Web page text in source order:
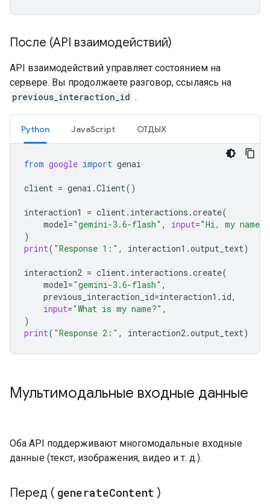
После (API взаимодействий)
API взаимодействий управляет состоянием на
сервере. Вы продолжаете разговор, ссылаясь на
previous_interaction_id .
Python JavaScript ОТДЫХ
from google import genai
client = genai .Client()
interaction1 = client. interactions .create(
model="gemini-3.6-flash" , input="Hi, my
)
print( "Response 1:" , interaction1 .output_text)
interaction2 = client. interactions .create(
model="gemini-3.6-flash" ,
previous_interaction_id=interaction1 . id,
input="What is my name?" ,
)
print( "Response 2:" , interaction2.output_text)
Мультимодальные входные данные
Оба API поддерживают многомодальные входные
данные (текст, изображения, видео и т. д.).
Перед ( generateContent )